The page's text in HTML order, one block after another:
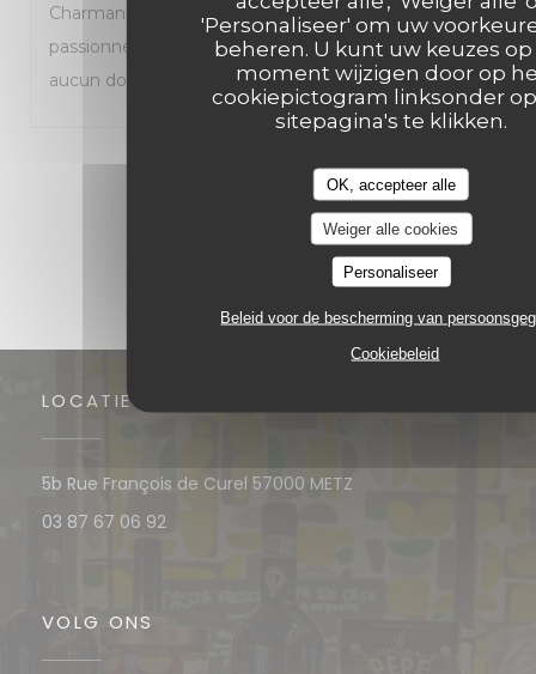
'Personaliseer' om uw
beheren. U kunt uw keuzes
moment wijzigen door op
cookiepictogram linksonder
sitepagina's te klikken.
OK, accepteer alle
Weiger alle cookies
Personaliseer
Beleid voor de bescherming van
Cookiebeleid
Charmante trattoria que je recommande à tous les
passionnés de cuisine italienne. Je reviendrai sans
aucun doute.
3
LOCATIE
5b Rue François de Curel 57000 METZ
03 87 67 06 92
VOLG ONS